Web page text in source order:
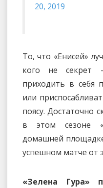
20, 2019
То, что «Енисей»
кого не секрет
приходить в себя
или
поясу. Достаточно
в этом сезоне
домашней
успешном матче от
«Зелена Гура»